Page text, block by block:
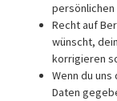
persönlichen
Recht auf
wünscht,
korrigieren
Wenn du
Daten